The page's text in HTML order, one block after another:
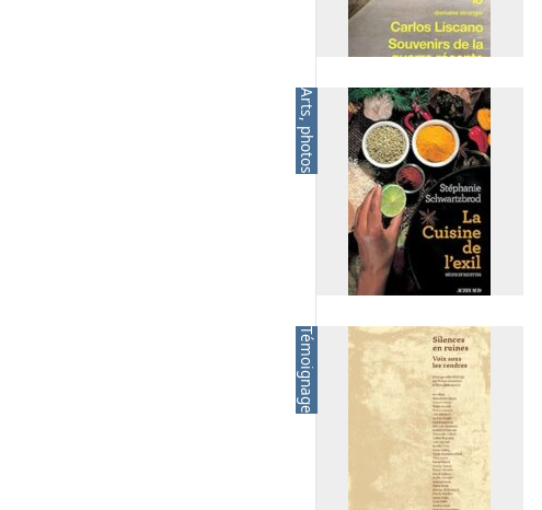
Arts, photos
Témoignage